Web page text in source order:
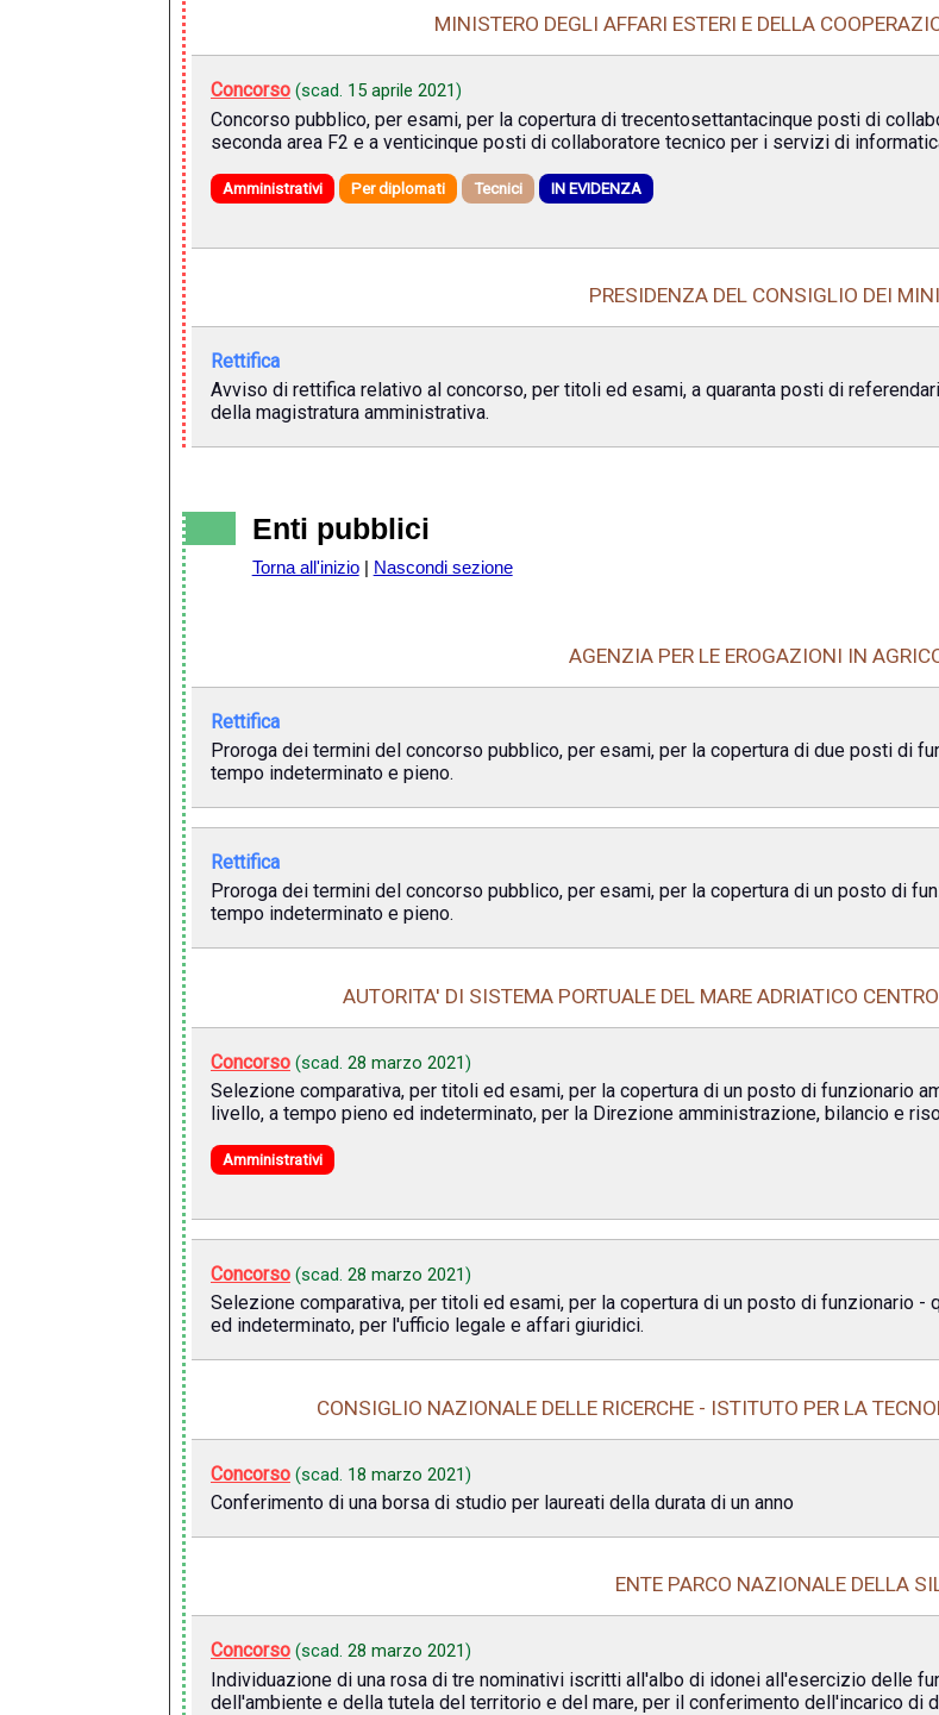
MINISTERO DEGLI AFFARI ESTERI E DELLA
Concorso (scad. 15 aprile 2021)
Concorso pubblico, per esami, per la copertura di trecentosettantacinque posti di
seconda area F2 e a venticinque posti di collaboratore tecnico per i servizi di
Amministrativi Per diplomati Tecnici IN EVIDENZA
PRESIDENZA DEL CONSIGLIO DEI
Rettifica
Avviso di rettifica relativo al concorso, per titoli ed esami, a quaranta posti di
della magistratura amministrativa.
Enti pubblici
Torna all'inizio| Nascondi sezione
AGENZIA PER LE EROGAZIONI IN
Rettifica
Proroga dei termini del concorso pubblico, per esami, per la copertura di due posti di
tempo indeterminato e pieno.
Rettifica
Proroga dei termini del concorso pubblico, per esami, per la copertura di un posto di
tempo indeterminato e pieno.
AUTORITA' DI SISTEMA PORTUALE DEL MARE ADRIATICO
Concorso (scad. 28 marzo 2021)
Selezione comparativa, per titoli ed esami, per la copertura di un posto di funzionario
livello, a tempo pieno ed indeterminato, per la Direzione amministrazione, bilancio e
Amministrativi
Concorso (scad. 28 marzo 2021)
Selezione comparativa, per titoli ed esami, per la copertura di un posto di funzionario -
ed indeterminato, per l'ufficio legale e affari giuridici.
CONSIGLIO NAZIONALE DELLE RICERCHE - ISTITUTO PER LA
Concorso (scad. 18 marzo 2021)
Conferimento di una borsa di studio per laureati della durata di un anno
ENTE PARCO NAZIONALE DELLA
Concorso (scad. 28 marzo 2021)
Individuazione di una rosa di tre nominativi iscritti all'albo di idonei all'esercizio delle
dell'ambiente e della tutela del territorio e del mare, per il conferimento dell'incarico di